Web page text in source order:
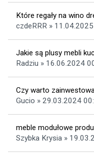
Które regały na wino
czdeRRR »
Jakie są plusy mebli
Radziu » 16.06.2024
Czy warto
Gucio » 29.03.2024
meble modułowe
Szybka Krysia »